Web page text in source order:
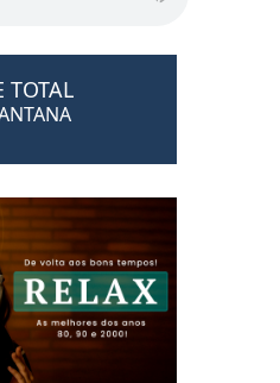
TOTAL